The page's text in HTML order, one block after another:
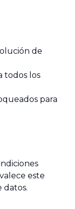
de
todos los
para
este
datos.